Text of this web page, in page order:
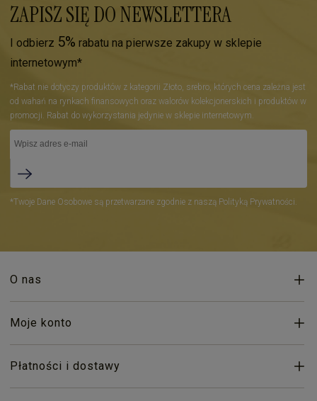
ZAPISZ SIĘ DO NEWSLETTERA
I odbierz 5% rabatu na pierwsze zakupy w sklepie
internetowym*
*Rabat nie dotyczy produktów z kategorii Złoto, srebro, których cena zależna jest
od wahań na rynkach finansowych oraz walorów kolekcjonerskich i produktów w
promocji. Rabat do wykorzystania jedynie w sklepie internetowym.
*Twoje Dane Osobowe są przetwarzane zgodnie z naszą Polityką Prywatności.
O nas
Moje konto
Płatności i dostawy